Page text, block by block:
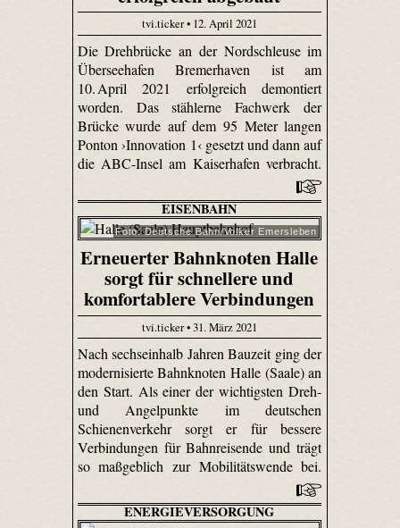
tvi.ticker • 12. April 2021
Die Drehbrücke an der Nordschleuse im
Überseehafen Bremerhaven ist am
10. April 2021 erfolgreich demontiert
worden. Das stählerne Fachwerk der
Brücke wurde auf dem 95 Meter langen
Ponton ›Innovation 1‹ gesetzt und dann auf
die ABC-Insel am Kaiserhafen verbracht.
EISENBAHN
Foto: Deutsche Bahn/Volker Emersleben
Erneuerter Bahnknoten Halle
sorgt für schnellere und
komfortablere Verbindungen
tvi.ticker • 31. März 2021
Nach sechseinhalb Jahren Bauzeit ging der
modernisierte Bahnknoten Halle (Saale) an
den Start. Als einer der wichtigsten Dreh-
und Angelpunkte im deutschen
Schienenverkehr sorgt er für bessere
Verbindungen für Bahnreisende und trägt
so maßgeblich zur Mobilitätswende bei.
ENERGIEVERSORGUNG